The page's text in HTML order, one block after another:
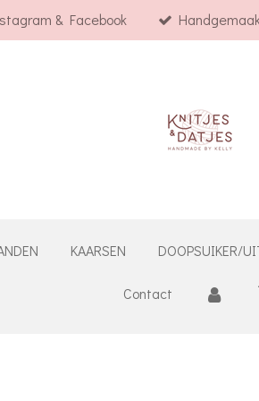
& Facebook
KAARSEN DOOPSUIKER/
Contact